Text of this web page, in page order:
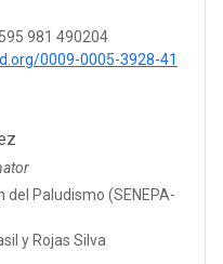
981 490204
0009-0005-3928-41
del Paludismo (SENEPA-
y Rojas Silva